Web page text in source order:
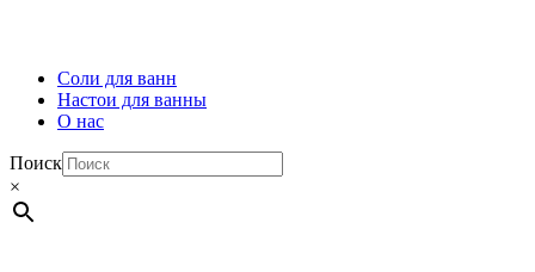
Соли для ванн
Настои для ванны
О нас
Поиск
×